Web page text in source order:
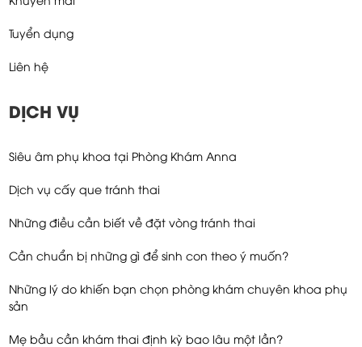
Tuyển dụng
Liên hệ
DỊCH VỤ
Siêu âm phụ khoa tại Phòng Khám Anna
Dịch vụ cấy que tránh thai
Những điều cần biết về đặt vòng tránh thai
Cần chuẩn bị những gì để sinh con theo ý muốn?
Những lý do khiến bạn chọn phòng khám chuyên khoa phụ
sản
Mẹ bầu cần khám thai định kỳ bao lâu một lần?